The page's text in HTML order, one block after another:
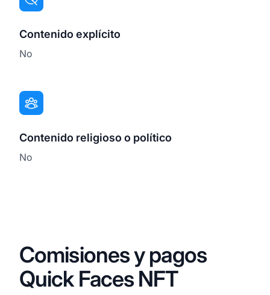
Contenido explícito
No
Contenido religioso o político
No
Comisiones y pagos
Quick Faces NFT